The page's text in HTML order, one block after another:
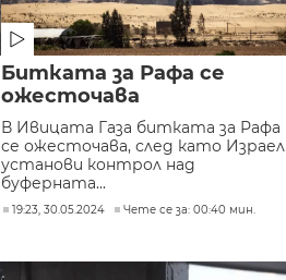
Битката за Рафа се
ожесточава
В Ивицата Газа битката за Рафа
се ожесточава, след като Израел
установи контрол над
буферната...
19:23, 30.05.2024 Чете се за: 00:40 мин.